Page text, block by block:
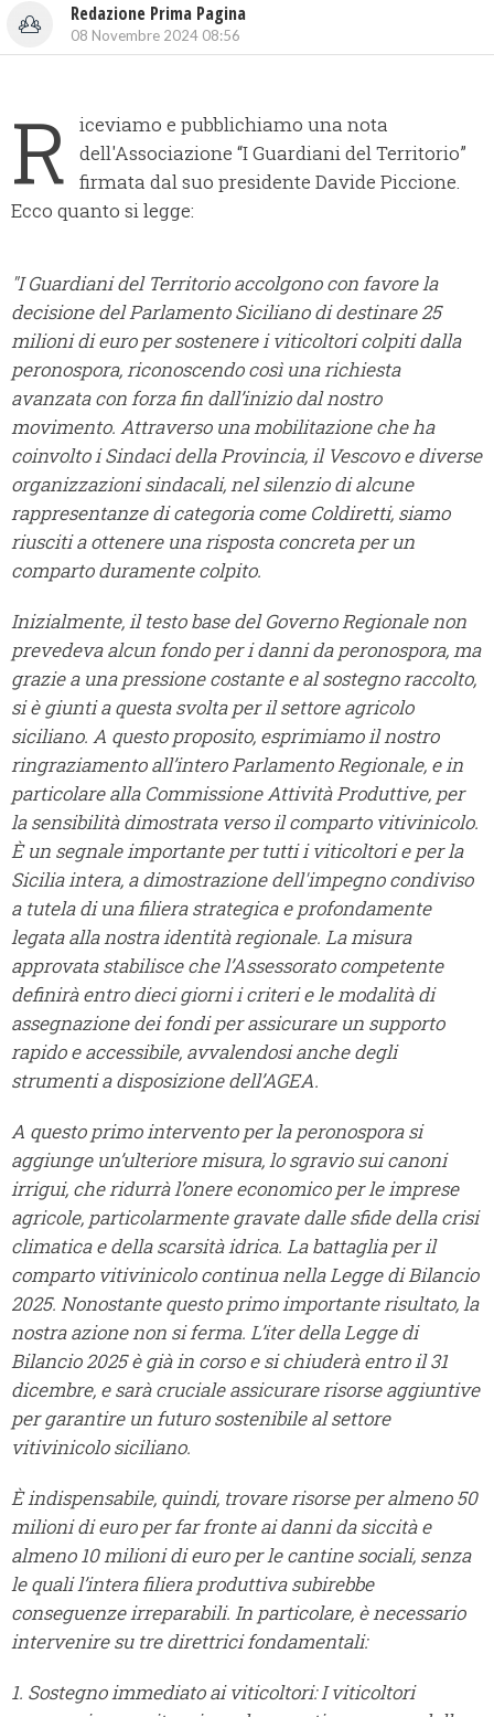
Redazione Prima Pagina
08 Novembre 2024 08:56
R
iceviamo e pubblichiamo una nota
dell'Associazione “I Guardiani del Territorio”
firmata dal suo presidente Davide Piccione.
Ecco quanto si legge:
"I Guardiani del Territorio accolgono con favore la
decisione del Parlamento Siciliano di destinare 25
milioni di euro per sostenere i viticoltori colpiti dalla
peronospora, riconoscendo così una richiesta
avanzata con forza fin dall’inizio dal nostro
movimento. Attraverso una mobilitazione che ha
coinvolto i Sindaci della Provincia, il Vescovo e diverse
organizzazioni sindacali, nel silenzio di alcune
rappresentanze di categoria come Coldiretti, siamo
riusciti a ottenere una risposta concreta per un
comparto duramente colpito.
Inizialmente, il testo base del Governo Regionale non
prevedeva alcun fondo per i danni da peronospora, ma
grazie a una pressione costante e al sostegno raccolto,
si è giunti a questa svolta per il settore agricolo
siciliano. A questo proposito, esprimiamo il nostro
ringraziamento all’intero Parlamento Regionale, e in
particolare alla Commissione Attività Produttive, per
la sensibilità dimostrata verso il comparto vitivinicolo.
È un segnale importante per tutti i viticoltori e per la
Sicilia intera, a dimostrazione dell'impegno condiviso
a tutela di una filiera strategica e profondamente
legata alla nostra identità regionale. La misura
approvata stabilisce che l’Assessorato competente
definirà entro dieci giorni i criteri e le modalità di
assegnazione dei fondi per assicurare un supporto
rapido e accessibile, avvalendosi anche degli
strumenti a disposizione dell’AGEA.
A questo primo intervento per la peronospora si
aggiunge un’ulteriore misura, lo sgravio sui canoni
irrigui, che ridurrà l’onere economico per le imprese
agricole, particolarmente gravate dalle sfide della crisi
climatica e della scarsità idrica. La battaglia per il
comparto vitivinicolo continua nella Legge di Bilancio
2025. Nonostante questo primo importante risultato, la
nostra azione non si ferma. L’iter della Legge di
Bilancio 2025 è già in corso e si chiuderà entro il 31
dicembre, e sarà cruciale assicurare risorse aggiuntive
per garantire un futuro sostenibile al settore
vitivinicolo siciliano.
È indispensabile, quindi, trovare risorse per almeno 50
milioni di euro per far fronte ai danni da siccità e
almeno 10 milioni di euro per le cantine sociali, senza
le quali l’intera filiera produttiva subirebbe
conseguenze irreparabili. In particolare, è necessario
intervenire su tre direttrici fondamentali:
1. Sostegno immediato ai viticoltori: I viticoltori